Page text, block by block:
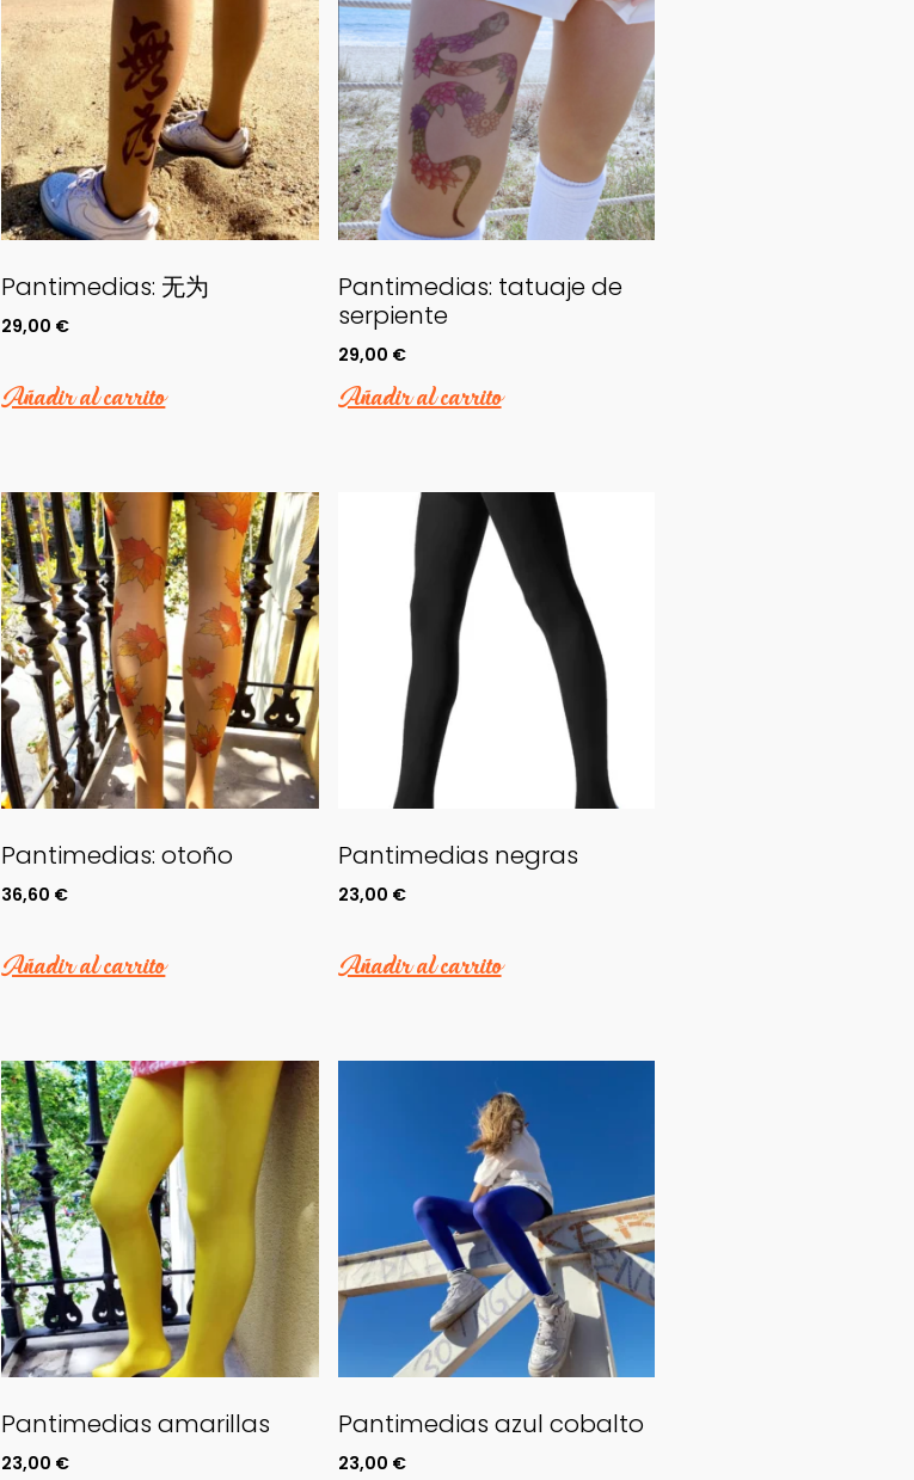
Pantimedias: 无为
29,00 €
Añadir al carrito
Pantimedias: tatuaje de
serpiente
29,00 €
Añadir al carrito
Pantimedias: otoño
36,60 €
Añadir al carrito
Pantimedias negras
23,00 €
Añadir al carrito
Pantimedias amarillas
23,00 €
Pantimedias azul cobalto
23,00 €